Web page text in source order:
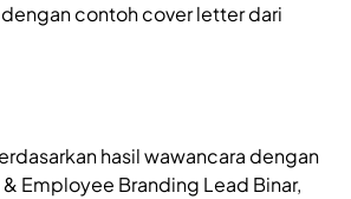
contoh cover letter dari
hasil wawancara dengan
Employee Branding Lead Binar,